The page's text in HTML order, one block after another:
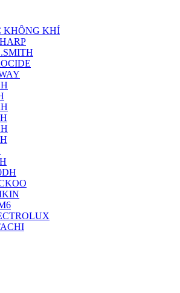
KHÔNG KHÍ